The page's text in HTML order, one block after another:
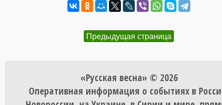
Предыдущая страница
«Русская весна» © 2026
Оперативная информация о событиях в